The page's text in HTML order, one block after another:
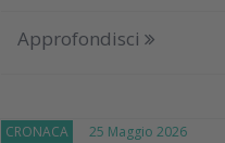
Approfondisci
CRONACA 25 Maggio 2026